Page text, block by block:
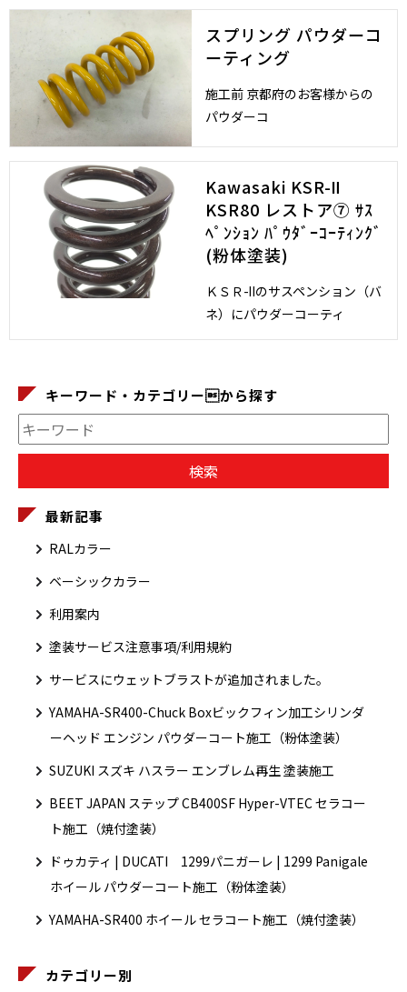
スプリング パウダーコ
ーティング
施工前 京都府のお客様からの
パウダーコ
Kawasaki KSR-Ⅱ
KSR80 レストア⑦ ｻｽ
ﾍﾟﾝｼｮﾝ ﾊﾟｳﾀﾞｰｺｰﾃｨﾝｸﾞ
(粉体塗装)
ＫＳＲ-Ⅱのサスペンション（バ
ネ）にパウダーコーティ
キーワード・カテゴリーから探す
最新記事
RALカラー
ベーシックカラー
利用案内
塗装サービス注意事項/利用規約
サービスにウェットブラストが追加されました。
YAMAHA-SR400-Chuck Boxビックフィン加工シリンダ
ーヘッド エンジン パウダーコート施工（粉体塗装）
SUZUKI スズキ ハスラー エンブレム再生 塗装施工
BEET JAPAN ステップ CB400SF Hyper-VTEC セラコー
ト施工（焼付塗装）
ドゥカティ | DUCATI 1299パニガーレ | 1299 Panigale
ホイール パウダーコート施工（粉体塗装）
YAMAHA-SR400 ホイール セラコート施工（焼付塗装）
カテゴリー別